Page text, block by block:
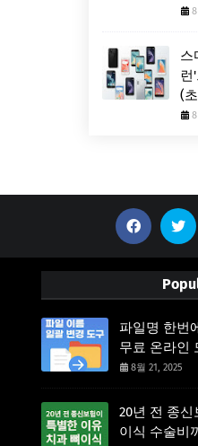
스
런
(
파일명 한번
무료 온라인
8월 21, 2025
20년 전 종
이식 수술비